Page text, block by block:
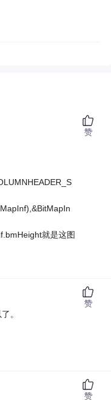
就是这图
赞
。
赞
赞